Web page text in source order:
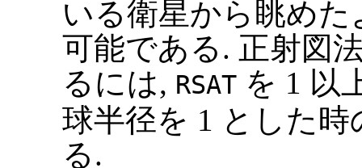
いる衛星から眺めた
可能である. 正射図
るには, RSATを 1 以
球半径を 1 とした
る.